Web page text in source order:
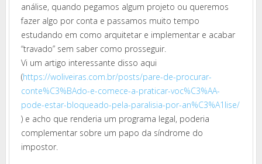
análise, quando pegamos algum projeto ou queremos
fazer algo por conta e passamos muito tempo
estudando em como arquitetar e implementar e acabar
“travado” sem saber como prosseguir.
Vi um artigo interessante disso aqui
(https://woliveiras.com.br/posts/pare-de-procurar-
conte%C3%BAdo-e-comece-a-praticar-voc%C3%AA-
pode-estar-bloqueado-pela-paralisia-por-an%C3%A1lise/
) e acho que renderia um programa legal, poderia
complementar sobre um papo da síndrome do
impostor.